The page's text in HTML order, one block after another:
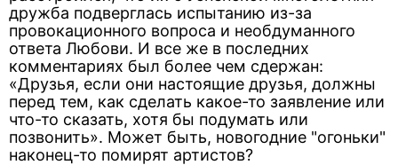
дружба подверглась испытанию из-за
провокационного вопроса и необдуманного
ответа Любови. И все же в последних
комментариях был более чем сдержан:
«Друзья, если они настоящие друзья, должны
перед тем, как сделать какое-то заявление или
что-то сказать, хотя бы подумать или
позвонить». Может быть, новогодние "огоньки"
наконец-то помирят артистов?